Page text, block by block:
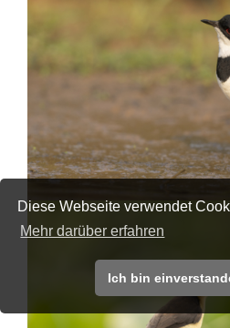
Diese Webseite verwendet
Mehr darüber erfahren
Ich bin